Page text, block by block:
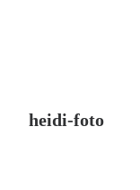
heidi-foto